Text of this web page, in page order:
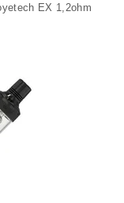
EX 1,2ohm